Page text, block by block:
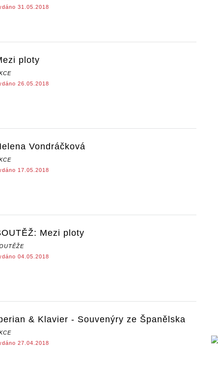
31.05.2018
ploty
26.05.2018
Vondráčková
17.05.2018
Mezi ploty
04.05.2018
& Klavier - Souvenýry ze Španělska
27.04.2018